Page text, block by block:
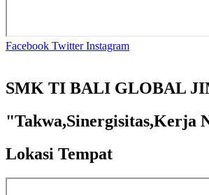
Facebook Twitter Instagram
SMK TI BALI GLOBAL
"Takwa,Sinergisitas,Kerja
Lokasi Tempat